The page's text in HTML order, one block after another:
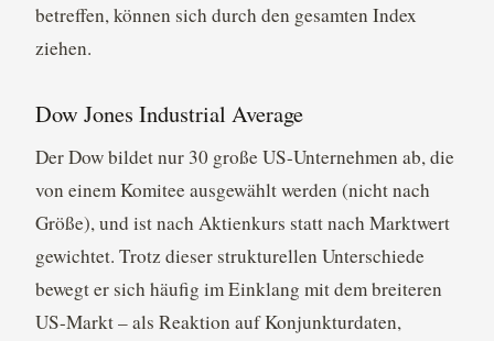
betreffen, können sich durch den gesamten Index
ziehen.
Dow Jones Industrial Average
Der Dow bildet nur 30 große US-Unternehmen ab, die
von einem Komitee ausgewählt werden (nicht nach
Größe), und ist nach Aktienkurs statt nach Marktwert
gewichtet. Trotz dieser strukturellen Unterschiede
bewegt er sich häufig im Einklang mit dem breiteren
US-Markt – als Reaktion auf Konjunkturdaten,